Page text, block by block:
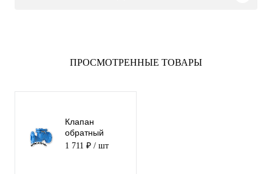
ПРОСМОТРЕННЫЕ ТОВАРЫ
Клапан
обратный
подъёмный
1 711 ₽ / шт